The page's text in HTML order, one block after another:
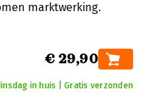
marktwerking.
€ 29,90
in huis | Gratis verzonden